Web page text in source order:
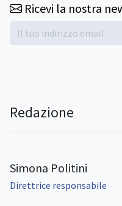
Ricevi la nostra
Redazione
Simona Politini
Direttrice responsabile